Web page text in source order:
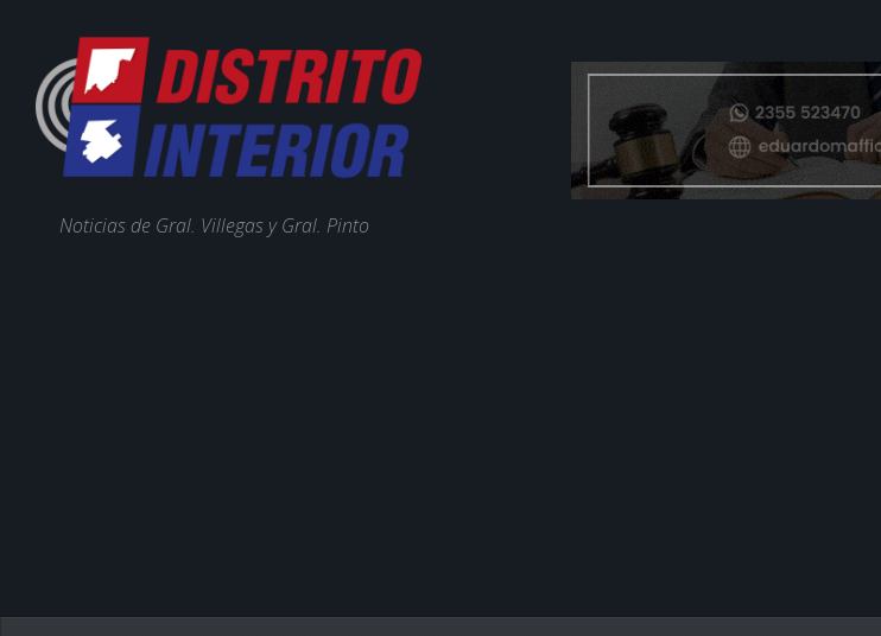
Noticias de Gral. Villegas y Gral. Pinto